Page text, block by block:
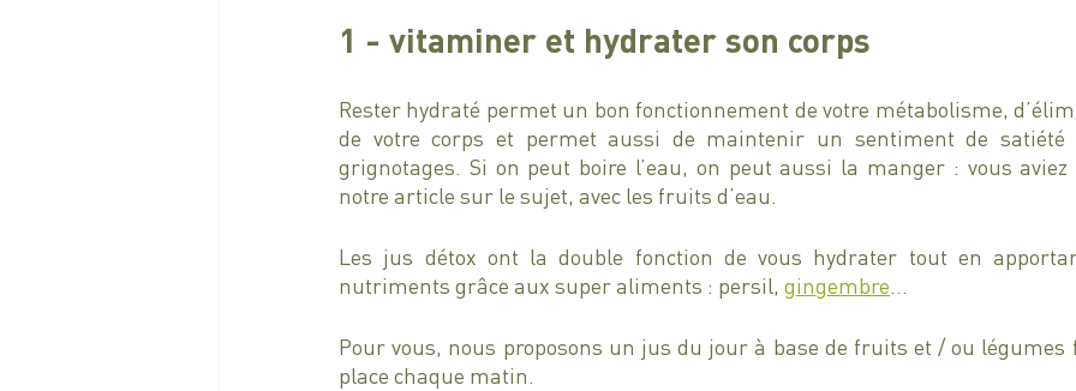
1 - vitaminer et hydrater son corps
Rester hydraté permet un bon fonctionnement de votre métabolisme,
de votre corps et permet aussi de maintenir un sentiment de satiété
grignotages. Si on peut boire l’eau, on peut aussi la manger : vous aviez
notre article sur le sujet, avec les fruits d’eau.
Les jus détox ont la double fonction de vous hydrater tout en
nutriments grâce aux super aliments : persil, gingembre…
Pour vous, nous proposons un jus du jour à base de fruits et / ou
place chaque matin.